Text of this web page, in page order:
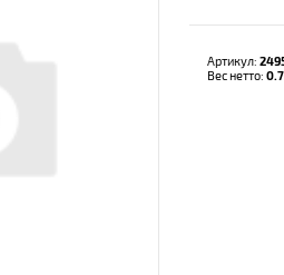
Артикул:
Вес нетто: